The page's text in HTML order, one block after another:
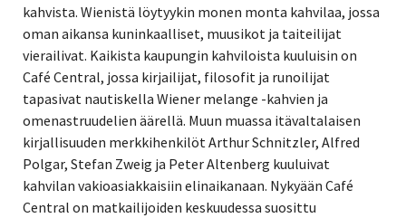
kahvista. Wienistä löytyykin monen monta kahvilaa, jossa
oman aikansa kuninkaalliset, muusikot ja taiteilijat
vierailivat. Kaikista kaupungin kahviloista kuuluisin on
Café Central, jossa kirjailijat, filosofit ja runoilijat
tapasivat nautiskella Wiener melange -kahvien ja
omenastruudelien äärellä. Muun muassa itävaltalaisen
kirjallisuuden merkkihenkilöt Arthur Schnitzler, Alfred
Polgar, Stefan Zweig ja Peter Altenberg kuuluivat
kahvilan vakioasiakkaisiin elinaikanaan. Nykyään Café
Central on matkailijoiden keskuudessa suosittu